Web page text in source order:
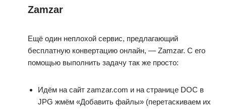
Zamzar
Ещё один неплохой сервис, предлагающий
бесплатную конвертацию онлайн, — Zamzar. С его
помощью выполнить задачу так же просто:
Идём на сайт zamzar.com и на странице DOC в
JPG жмём «Добавить файлы» (перетаскиваем их